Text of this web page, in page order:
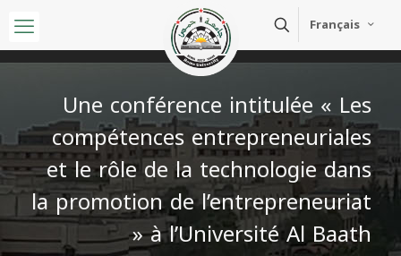
Français
Une conférence intitulée « Les
compétences entrepreneuriales
et le rôle de la technologie dans
la promotion de l’entrepreneuriat
» à l’Université Al Baath